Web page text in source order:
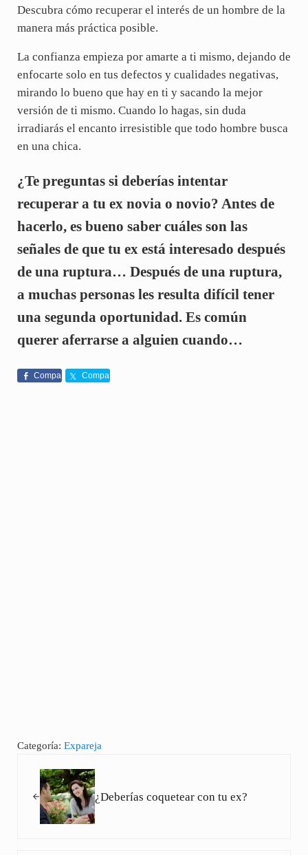
Descubra cómo recuperar el interés de un hombre de la
manera más práctica posible.
La confianza empieza por amarte a ti mismo, dejando de
enfocarte solo en tus defectos y cualidades negativas,
mirando lo bueno que hay en ti y sacando la mejor
versión de ti mismo. Cuando lo hagas, sin duda
irradiarás el encanto irresistible que todo hombre busca
en una chica.
¿Te preguntas si deberías intentar
recuperar a tu ex novia o novio? Antes de
hacerlo, es bueno saber cuáles son las
señales de que tu ex está interesado después
de una ruptura… Después de una ruptura,
a muchas personas les resulta difícil tener
una segunda oportunidad. Es común
querer aferrarse a alguien cuando…
Compa
Compa
Categoría: Expareja
¿Deberías coquetear con tu ex?